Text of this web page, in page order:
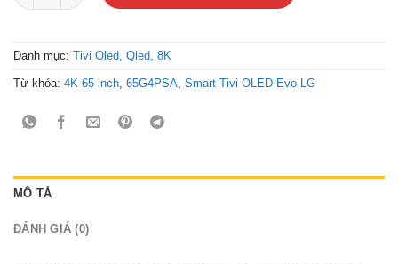
Danh mục: Tivi Oled, Qled, 8K
Từ khóa: 4K 65 inch, 65G4PSA, Smart Tivi OLED Evo LG
MÔ TẢ
ĐÁNH GIÁ (0)